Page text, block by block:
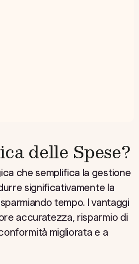
delle Spese?
che semplifica la gestione
significativamente la
tempo. I vantaggi
accuratezza, risparmio di
migliorata e a